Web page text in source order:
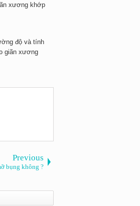
xương khớp
độ và tính
giãn xương
Previous
bụng không ?